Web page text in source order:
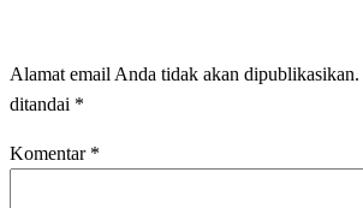
Alamat email Anda tidak akan dipublikasikan.
ditandai *
Komentar *